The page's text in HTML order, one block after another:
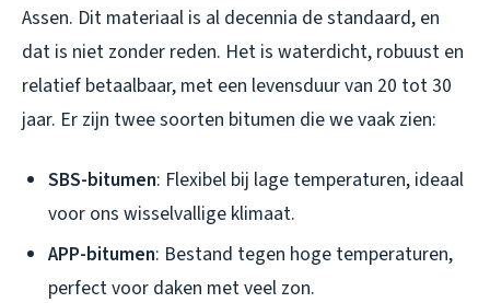
Assen. Dit materiaal is al decennia de standaard, en
dat is niet zonder reden. Het is waterdicht, robuust en
relatief betaalbaar, met een levensduur van 20 tot 30
jaar. Er zijn twee soorten bitumen die we vaak zien:
SBS-bitumen: Flexibel bij lage temperaturen, ideaal
voor ons wisselvallige klimaat.
APP-bitumen: Bestand tegen hoge temperaturen,
perfect voor daken met veel zon.